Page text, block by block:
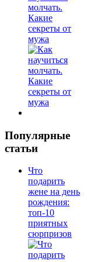
молчать.
Какие
секреты от
мужа
Популярные
статьи
Что
подарить
жене на день
рождения:
топ-10
приятных
сюрпризов